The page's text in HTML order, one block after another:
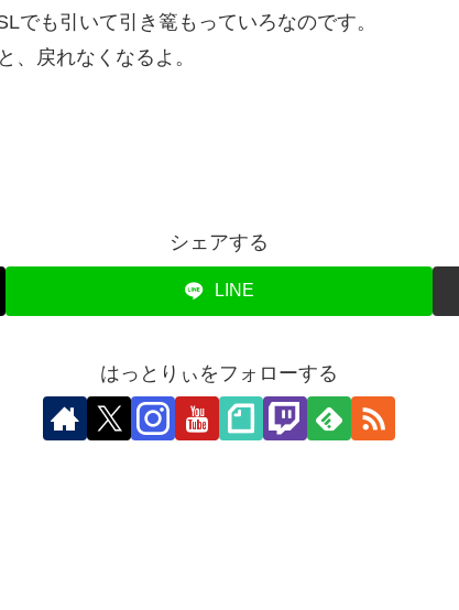
でも引いて引き篭もっていろなのです。
、戻れなくなるよ。
シェアする
LINE
はっとりぃをフォローする